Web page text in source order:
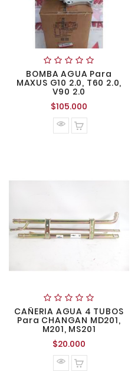
BOMBA AGUA Para
MAXUS G10 2.0, T60 2.0,
V90 2.0
$105.000
normal
CAÑERIA AGUA 4 TUBOS
Para CHANGAN MD201,
M201, MS201
$20.000
normal